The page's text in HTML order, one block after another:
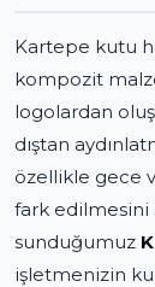
Kartepe kutu
kompozit
logolardan
dıştan
özellikle gece
fark edilmesini
sunduğumuz
işletmenizin